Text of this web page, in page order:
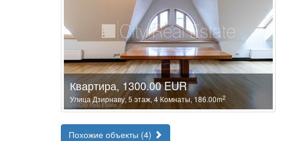
Квартира, 1300.00 EUR
Улица Дзирнаву, 5 этаж, 4 Комнаты, 186.00m2
Похожие объекты (4)